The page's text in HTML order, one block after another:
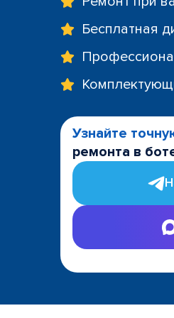
Бесплатная
Узнайте
ремонта в